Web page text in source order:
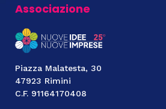
Associazione
Piazza Malatesta, 30
47923 Rimini
C.F. 91164170408